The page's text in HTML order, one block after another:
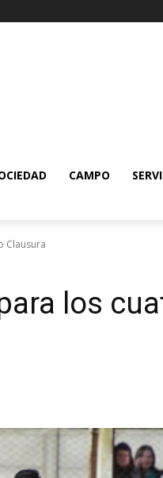
CAMPO
Clausura
los